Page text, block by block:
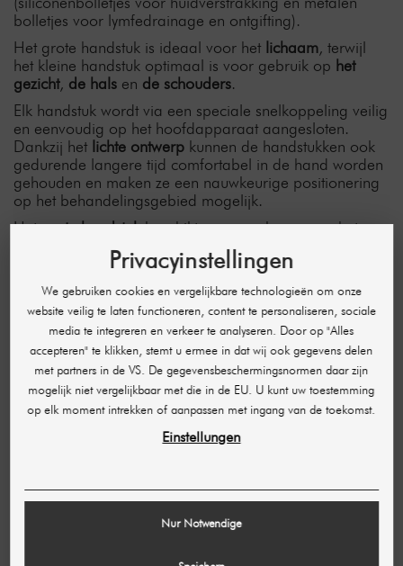
bolletjes voor lymfedrainage en ontgifting).
Het grote handstuk is ideaal voor het lichaam, terwijl
het kleine handstuk optimaal is voor gebruik op het
gezicht, de hals en de schouders.
Elk handstuk wordt via een speciale snelkoppeling veilig
en eenvoudig op het hoofdapparaat aangesloten.
Dankzij het lichte ontwerp kunnen de handstukken ook
gedurende langere tijd comfortabel in de hand worden
gehouden en maken ze een nauwkeurige positionering
op het behandelingsgebied mogelijk.
Hetgrote handstukbeschikt over een knop voor het
selecteren van de rotatiesnelheid en een schakelaar
voor de draairichting, een displayvenster voor de
snelheidsindicatiebalk. Op deze manier kunt u de
behandelingsinformatie gemakkelijker aflezen en
aanpassen, bijvoorbeeld wanneer u het LCD-scherm op
dat moment niet kunt bereiken. Dit waarborgt de
continuïteit van de behandeling en verhoogt
tegelijkertijd het bedieningscomfort.
Hetkleine handstukbeschikt eveneens over een
De SkinTechBeauty Bodyroller Pro 3 beschikt over de
modernste softwaretechnologie en is uitgerust met een
Privacyinstellingen
We gebruiken cookies en vergelijkbare technologieën om onze
website veilig te laten functioneren, content te personaliseren, sociale
media te integreren en verkeer te analyseren. Door op "Alles
accepteren" te klikken, stemt u ermee in dat wij ook gegevens delen
met partners in de VS. De gegevensbeschermingsnormen daar zijn
mogelijk niet vergelijkbaar met die in de EU. U kunt uw toestemming
op elk moment intrekken of aanpassen met ingang van de toekomst.
Einstellungen
Nur Notwendige